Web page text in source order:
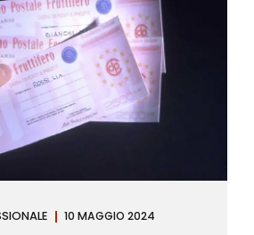
10 MAGGIO 2024